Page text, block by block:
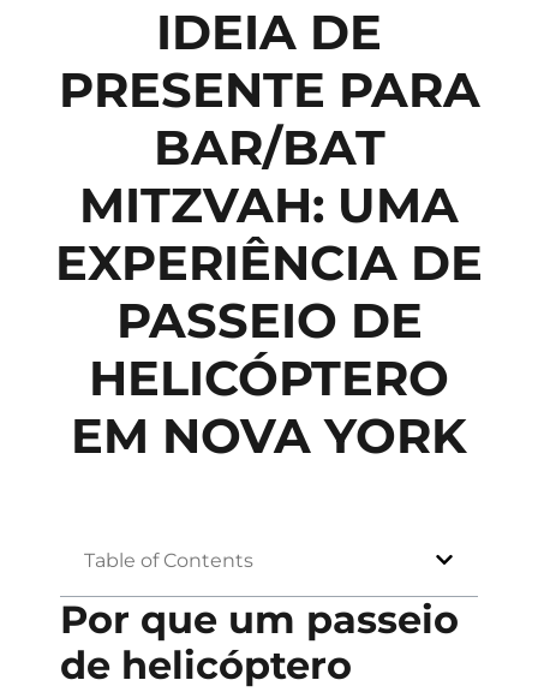
IDEIA DE
PRESENTE PARA
BAR/BAT
MITZVAH: UMA
EXPERIÊNCIA DE
PASSEIO DE
HELICÓPTERO
EM NOVA YORK
Table of Contents
Por que um passeio
de helicóptero